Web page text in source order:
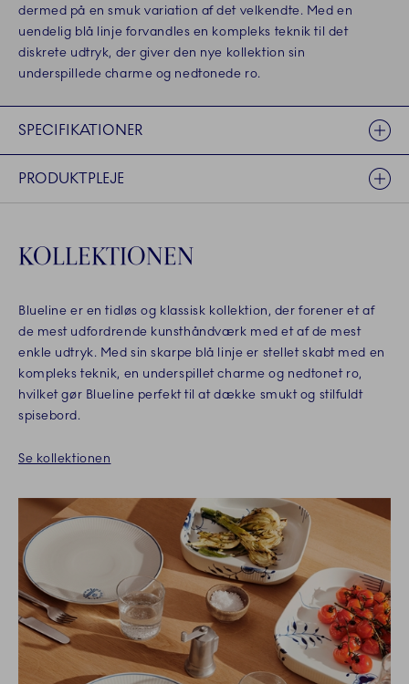
dermed på en smuk variation af det velkendte. Med en
uendelig blå linje forvandles en kompleks teknik til det
diskrete udtryk, der giver den nye kollektion sin
underspillede charme og nedtonede ro.
SPECIFIKATIONER
PRODUKTPLEJE
KOLLEKTIONEN
Blueline er en tidløs og klassisk kollektion, der forener et af
de mest udfordrende kunsthåndværk med et af de mest
enkle udtryk. Med sin skarpe blå linje er stellet skabt med en
kompleks teknik, en underspillet charme og nedtonet ro,
hvilket gør Blueline perfekt til at dække smukt og stilfuldt
spisebord.
Se kollektionen